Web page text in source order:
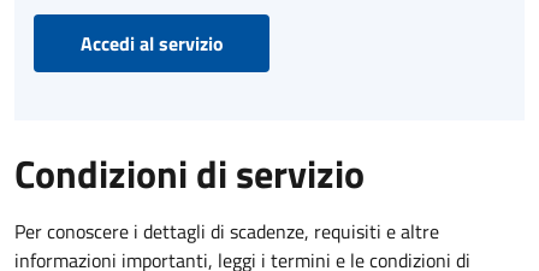
Accedi al servizio
Condizioni di servizio
Per conoscere i dettagli di scadenze, requisiti e altre
informazioni importanti, leggi i termini e le condizioni di